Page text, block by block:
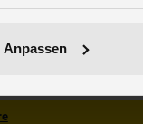
Anpassen